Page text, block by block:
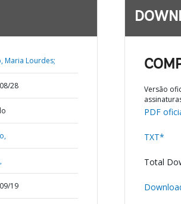
Maria Lourdes;
28
19
Versão
PDF
TXT*
Total